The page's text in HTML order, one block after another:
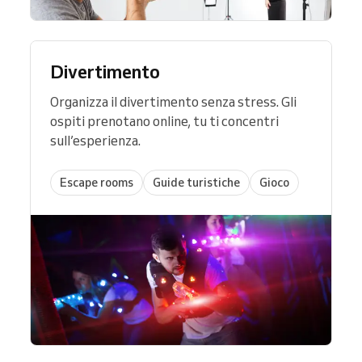
Divertimento
Organizza il divertimento senza stress. Gli
ospiti prenotano online, tu ti concentri
sull’esperienza.
Escape rooms Guide turistiche Gioco